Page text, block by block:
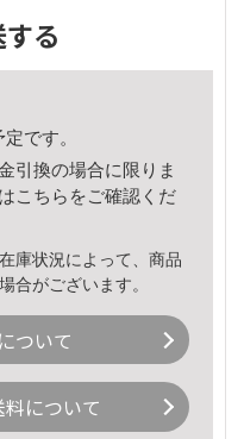
る
です。
引換の場合に限りま
こちら をご確認くだ
庫状況によって、商品
合がございます。
ついて
について